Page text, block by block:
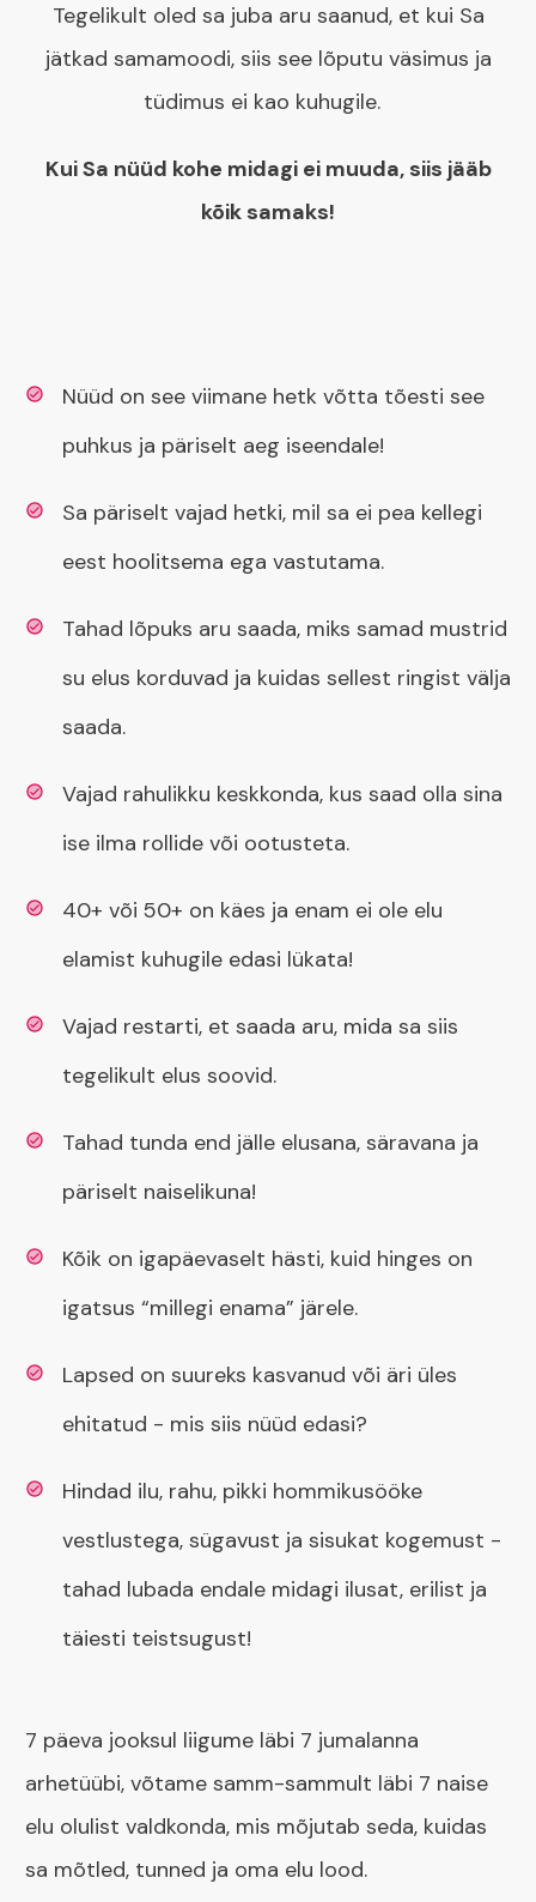
Tegelikult oled sa juba aru saanud, et kui Sa
jätkad samamoodi, siis see lõputu väsimus ja
tüdimus ei kao kuhugile.
Kui Sa nüüd kohe midagi ei muuda, siis jääb
kõik samaks!
Nüüd on see viimane hetk võtta tõesti see
puhkus ja päriselt aeg iseendale!
Sa päriselt vajad hetki, mil sa ei pea kellegi
eest hoolitsema ega vastutama.
Tahad lõpuks aru saada, miks samad mustrid
su elus korduvad ja kuidas sellest ringist välja
saada.
Vajad rahulikku keskkonda, kus saad olla sina
ise ilma rollide või ootusteta.
40+ või 50+ on käes ja enam ei ole elu
elamist kuhugile edasi lükata!
Vajad restarti, et saada aru, mida sa siis
tegelikult elus soovid.
Tahad tunda end jälle elusana, säravana ja
päriselt naiselikuna!
Kõik on igapäevaselt hästi, kuid hinges on
igatsus “millegi enama” järele.
Lapsed on suureks kasvanud või äri üles
ehitatud - mis siis nüüd edasi?
Hindad ilu, rahu, pikki hommikusööke
vestlustega, sügavust ja sisukat kogemust -
tahad lubada endale midagi ilusat, erilist ja
täiesti teistsugust!
7 päeva jooksul liigume läbi 7 jumalanna
arhetüübi, võtame samm-sammult läbi 7 naise
elu olulist valdkonda, mis mõjutab seda, kuidas
sa mõtled, tunned ja oma elu lood.